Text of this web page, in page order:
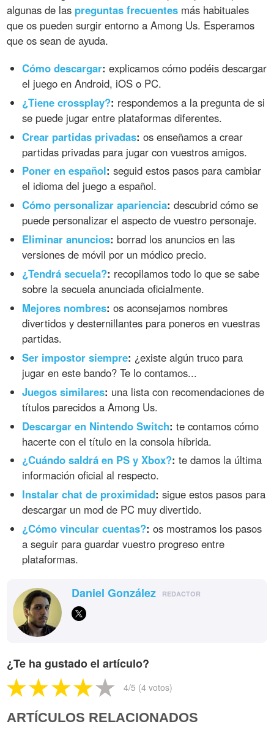
algunas de las preguntas frecuentes más habituales
que os pueden surgir entorno a Among Us. Esperamos
que os sean de ayuda.
Cómo descargar: explicamos cómo podéis descargar
el juego en Android, iOS o PC.
¿Tiene crossplay?: respondemos a la pregunta de si
se puede jugar entre plataformas diferentes.
Crear partidas privadas: os enseñamos a crear
partidas privadas para jugar con vuestros amigos.
Poner en español: seguid estos pasos para cambiar
el idioma del juego a español.
Cómo personalizar apariencia: descubrid cómo se
puede personalizar el aspecto de vuestro personaje.
Eliminar anuncios: borrad los anuncios en las
versiones de móvil por un módico precio.
¿Tendrá secuela?: recopilamos todo lo que se sabe
sobre la secuela anunciada oficialmente.
Mejores nombres: os aconsejamos nombres
divertidos y desternillantes para poneros en vuestras
partidas.
Ser impostor siempre: ¿existe algún truco para
jugar en este bando? Te lo contamos...
Juegos similares: una lista con recomendaciones de
títulos parecidos a Among Us.
Descargar en Nintendo Switch: te contamos cómo
hacerte con el título en la consola híbrida.
¿Cuándo saldrá en PS y Xbox?: te damos la última
información oficial al respecto.
Instalar chat de proximidad: sigue estos pasos para
descargar un mod de PC muy divertido.
¿Cómo vincular cuentas?: os mostramos los pasos
a seguir para guardar vuestro progreso entre
plataformas.
Daniel González REDACTOR
¿Te ha gustado el artículo?
4/5 (4 votos)
ARTÍCULOS RELACIONADOS